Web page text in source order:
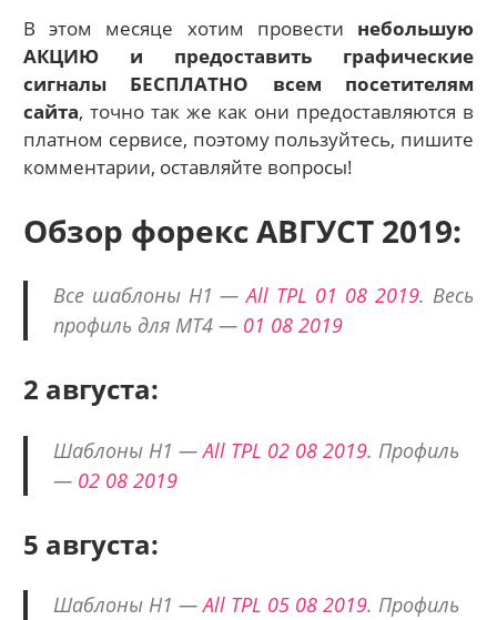
В этом месяце хотим провести небольшую
АКЦИЮ и предоставить графические
сигналы БЕСПЛАТНО всем посетителям
сайта, точно так же как они предоставляются в
платном сервисе, поэтому пользуйтесь, пишите
комментарии, оставляйте вопросы!
Обзор форекс АВГУСТ 2019:
Все шаблоны H1 —All TPL 01 08 2019. Весь
профиль для МТ4 — 01 08 2019
2 августа:
Шаблоны H1 —All TPL 02 08 2019. Профиль
— 02 08 2019
5 августа:
Шаблоны H1 —All TPL 05 08 2019. Профиль